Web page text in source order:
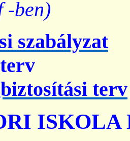
-ben)
szabályzat
terv
ISKOLA